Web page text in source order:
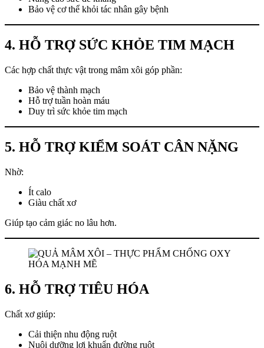
Bảo vệ cơ thể khỏi tác nhân gây bệnh
4. HỖ TRỢ SỨC KHỎE TIM MẠCH
Các hợp chất thực vật trong mâm xôi góp phần:
Bảo vệ thành mạch
Hỗ trợ tuần hoàn máu
Duy trì sức khỏe tim mạch
5. HỖ TRỢ KIỂM SOÁT CÂN NẶNG
Nhờ:
Ít calo
Giàu chất xơ
Giúp tạo cảm giác no lâu hơn.
6. HỖ TRỢ TIÊU HÓA
Chất xơ giúp:
Cải thiện nhu động ruột
Nuôi dưỡng lợi khuẩn đường ruột